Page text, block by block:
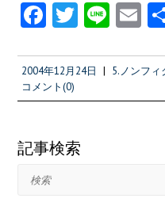
Fa
b
o
k
T
itt
Li
e
E
ai
2004年12月24日 | 5.ノンフィ
コメント(0)
記事検索